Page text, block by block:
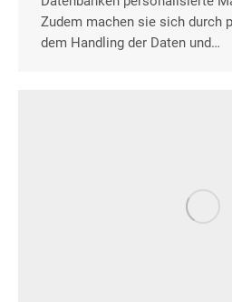
Zudem machen sie sich durch
dem Handling der Daten und…